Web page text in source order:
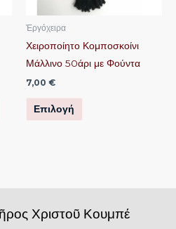
Ἐργόχειρα
Χειροποίητο Κομποσκοίνι
Μάλλινο 50άρι με Φούντα
7,00 €
Επιλογή
επιλογές
να
επιλεγούν
σελίδα
Χριστοῦ Κουμπέ